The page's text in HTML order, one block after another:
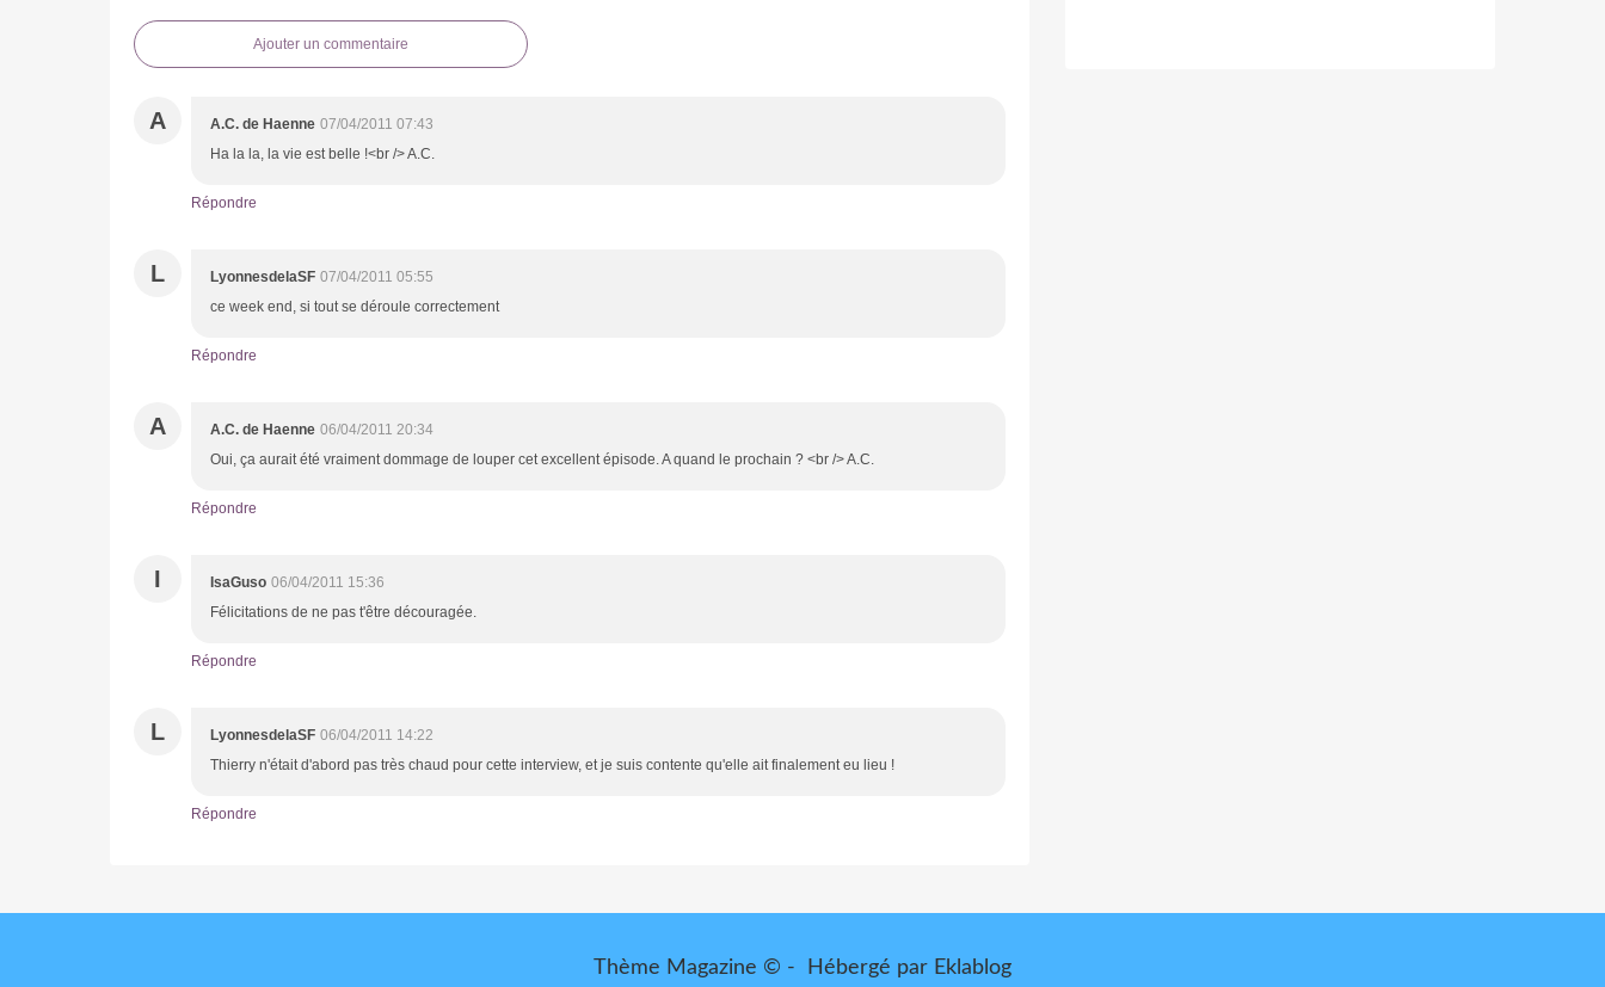
Ajouter un commentaire
A A.C. de Haenne 07/04/2011 07:43
Ha la la, la vie est belle !<br /> A.C.
Répondre
L LyonnesdelaSF 07/04/2011 05:55
ce week end, si tout se déroule correctement
Répondre
A A.C. de Haenne 06/04/2011 20:34
Oui, ça aurait été vraiment dommage de louper cet excellent épisode. A quand le prochain ? <br /> A.C.
Répondre
I IsaGuso 06/04/2011 15:36
Félicitations de ne pas t'être découragée.
Répondre
L LyonnesdelaSF 06/04/2011 14:22
Thierry n'était d'abord pas très chaud pour cette interview, et je suis contente qu'elle ait finalement eu lieu !
Répondre
Thème Magazine © - Hébergé par Eklablog